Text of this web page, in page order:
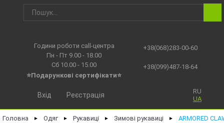
Години роботи call-центра
Пн - Пт 9.00 - 18.00
Сб 10.00 - 15.00
⭐Подарункові сертифікати⭐
+38(068)283-00-60
+38(099)487-18-64
RU
UA
Вхід Реєстрація
Головна ► Одяг ► Рукавиці ► Зимові рукавиці ► ARMORED